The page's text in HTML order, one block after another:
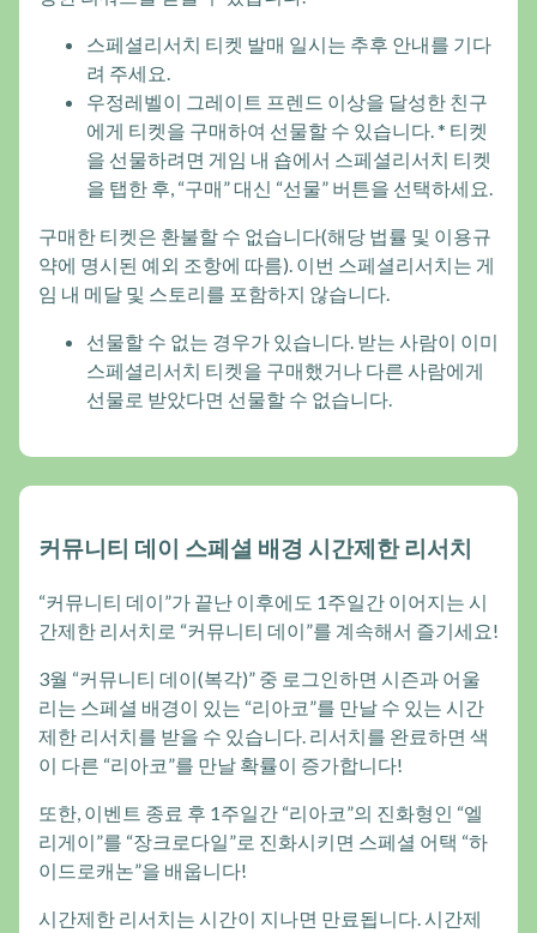
스페셜리서치 티켓 발매 일시는 추후 안내를 기다
려 주세요.
우정레벨이 그레이트 프렌드 이상을 달성한 친구
에게 티켓을 구매하여 선물할 수 있습니다. * 티켓
을 선물하려면 게임 내 숍에서 스페셜리서치 티켓
을 탭한 후, “구매” 대신 “선물” 버튼을 선택하세요.
구매한 티켓은 환불할 수 없습니다(해당 법률 및 이용규
약에 명시된 예외 조항에 따름). 이번 스페셜리서치는 게
임 내 메달 및 스토리를 포함하지 않습니다.
선물할 수 없는 경우가 있습니다. 받는 사람이 이미
스페셜리서치 티켓을 구매했거나 다른 사람에게
선물로 받았다면 선물할 수 없습니다.
커뮤니티 데이 스페셜 배경 시간제한 리서치
“커뮤니티 데이”가 끝난 이후에도 1주일간 이어지는 시
간제한 리서치로 “커뮤니티 데이”를 계속해서 즐기세요!
3월 “커뮤니티 데이(복각)” 중 로그인하면 시즌과 어울
리는 스페셜 배경이 있는 “리아코”를 만날 수 있는 시간
제한 리서치를 받을 수 있습니다. 리서치를 완료하면 색
이 다른 “리아코”를 만날 확률이 증가합니다!
또한, 이벤트 종료 후 1주일간 “리아코”의 진화형인 “엘
리게이”를 “장크로다일”로 진화시키면 스페셜 어택 “하
이드로캐논”을 배웁니다!
시간제한 리서치는 시간이 지나면 만료됩니다. 시간제